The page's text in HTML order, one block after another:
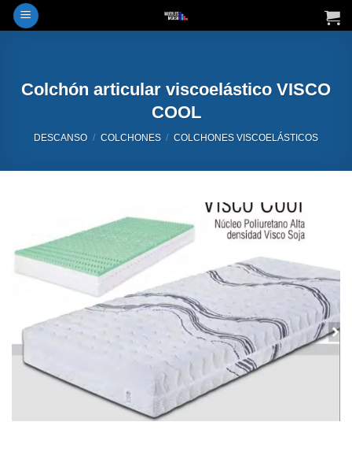
Saltar
al
Colchón articular viscoelástico VISCO
COOL
DESCANSO / COLCHONES / COLCHONES VISCOELÁSTICOS